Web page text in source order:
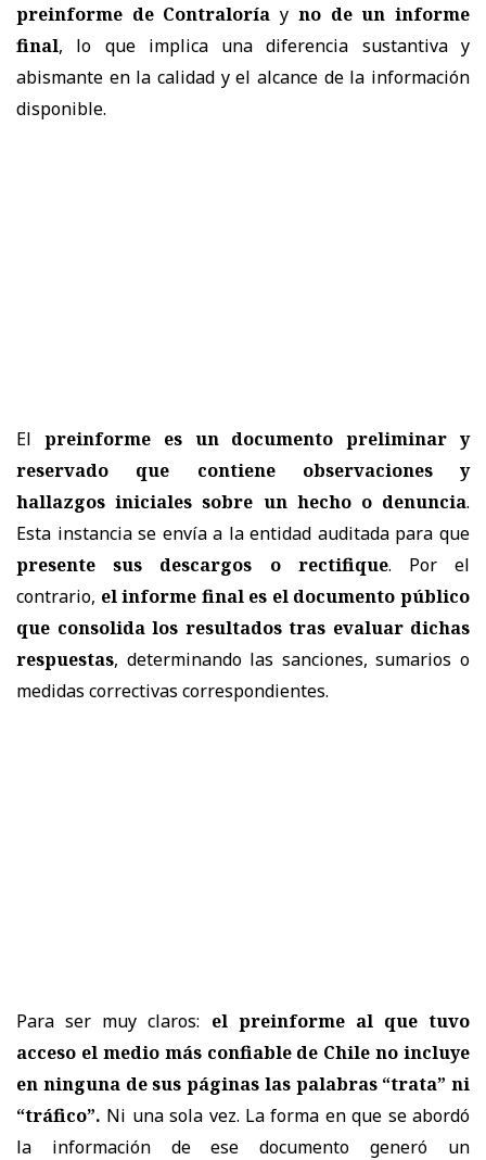
preinforme de Contraloría y no de un informe
final, lo que implica una diferencia sustantiva y
abismante en la calidad y el alcance de la información
disponible.
El preinforme es un documento preliminar y
reservado que contiene observaciones y
hallazgos iniciales sobre un hecho o denuncia.
Esta instancia se envía a la entidad auditada para que
presente sus descargos o rectifique. Por el
contrario, el informe final es el documento público
que consolida los resultados tras evaluar dichas
respuestas, determinando las sanciones, sumarios o
medidas correctivas correspondientes.
Para ser muy claros: el preinforme al que tuvo
acceso el medio más confiable de Chile no incluye
en ninguna de sus páginas las palabras “trata” ni
“tráfico”. Ni una sola vez. La forma en que se abordó
la información de ese documento generó un